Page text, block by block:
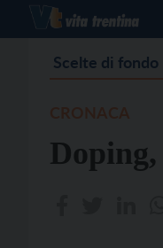
Scelte di fondo